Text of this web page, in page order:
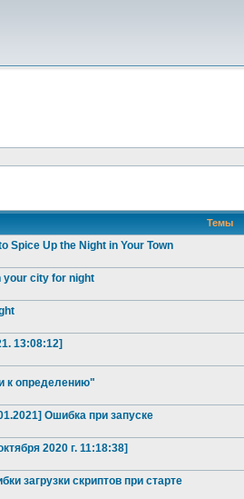
Темы
Spice Up the Night in Your Town
your city for night
13:08:12]
к определению"
Ошибка при запуске
2020 г. 11:18:38]
загрузки скриптов при старте